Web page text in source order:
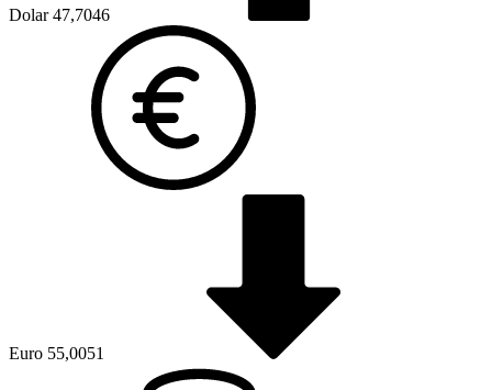
Dolar 47,7046
Euro 55,0051